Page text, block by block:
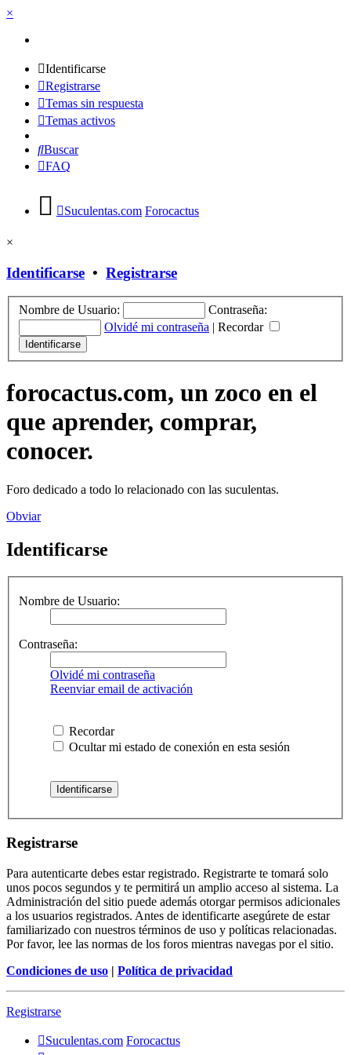
×
Identificarse
Registrarse
Temas sin respuesta
Temas activos
Buscar
FAQ
Suculentas.com Forocactus
×
Identificarse • Registrarse
Nombre de Usuario:
Contraseña:
Olvidé mi contraseña | Recordar
forocactus.com, un zoco en el
que aprender, comprar,
conocer.
Foro dedicado a todo lo relacionado con las suculentas.
Obviar
Identificarse
Nombre de Usuario:
Contraseña:
Olvidé mi contraseña
Reenviar email de activación
Recordar
Ocultar mi estado de conexión en esta sesión
Registrarse
Para autenticarte debes estar registrado. Registrarte te tomará solo
unos pocos segundos y te permitirá un amplio acceso al sistema. La
Administración del sitio puede además otorgar permisos adicionales
a los usuarios registrados. Antes de identificarte asegúrete de estar
familiarizado con nuestros términos de uso y políticas relacionadas.
Por favor, lee las normas de los foros mientras navegas por el sitio.
Condiciones de uso | Política de privacidad
Registrarse
Suculentas.com Forocactus